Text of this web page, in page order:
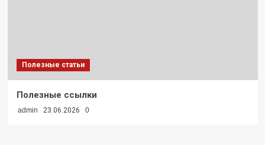
Полезные статьи
Полезные ссылки
admin 23.06.2026 0